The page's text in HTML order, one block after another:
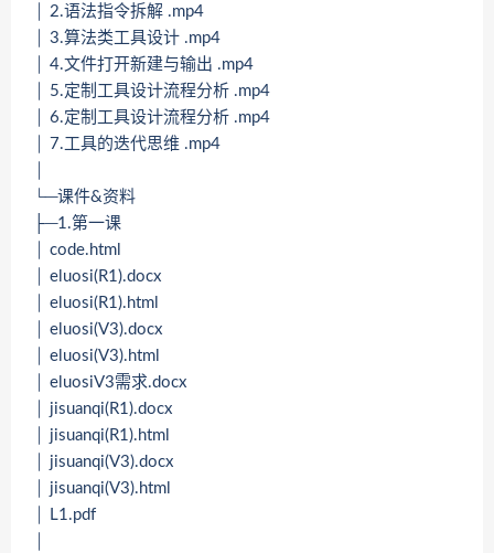
│ 2.语法指令拆解 .mp4
│ 3.算法类工具设计 .mp4
│ 4.文件打开新建与输出 .mp4
│ 5.定制工具设计流程分析 .mp4
│ 6.定制工具设计流程分析 .mp4
│ 7.工具的迭代思维 .mp4
└─课件&资料
├─1.第一课
│ code.html
│ eluosi(R1).docx
│ eluosi(R1).html
│ eluosi(V3).docx
│ eluosi(V3).html
│ eluosiV3需求.docx
│ jisuanqi(R1).docx
│ jisuanqi(R1).html
│ jisuanqi(V3).docx
│ jisuanqi(V3).html
│ L1.pdf